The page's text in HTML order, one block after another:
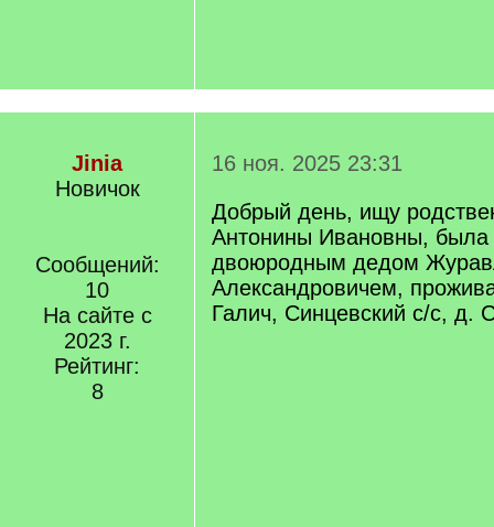
Jinia
Новичок
Сообщений:
10
На сайте с
2023 г.
Рейтинг:
8
16 ноя. 2025 23:31
Добрый день, ищу
Антонины Ивановны,
двоюродным дедом
Александровичем,
Галич, Синцевский с/с, д.